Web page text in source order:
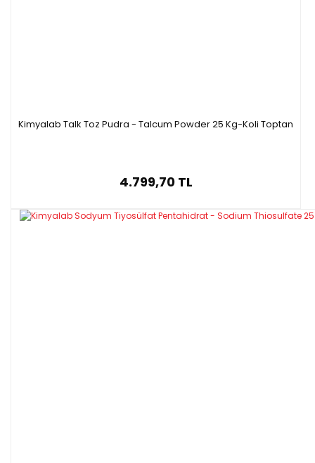
Kimyalab Talk Toz Pudra - Talcum Powder 25 Kg-Koli Toptan
4.799,70 TL